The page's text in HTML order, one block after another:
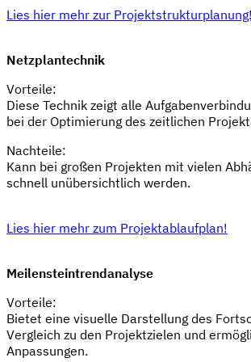
Lies hier mehr zur Projektstrukturplanung!
Netzplantechnik
Vorteile:
Diese Technik zeigt alle
bei der Optimierung des zeitlichen
Nachteile:
Kann bei großen Projekten mit vielen
schnell unübersichtlich werden.
Lies hier mehr zum Projektablaufplan!
Meilensteintrendanalyse
Vorteile:
Bietet eine visuelle Darstellung des
Vergleich zu den Projektzielen und
Anpassungen.